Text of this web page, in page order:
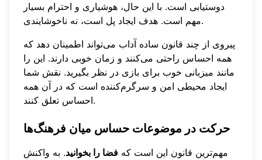
دوستیابی است. با این حال، هوشیاری و احترام بسیار
مهم است. هدف ایجاد پل است، نه ناخوشایندی.
پیروی از چند قانون ساده آداب می‌تواند اطمینان دهد که
همه احساس راحتی می‌کنند و زمان خوبی دارند. این را
مانند میزبانی خوب برای بازی در نظر بگیرید. نقش شما
ایجاد محیطی امن و سرگرم‌کننده است که در آن همه
احساس تعلق کنند.
حرکت در موضوعات حساس میان فرهنگ‌ها
مهم‌ترین قانون این است که فضا را بخوانید. به واکنش